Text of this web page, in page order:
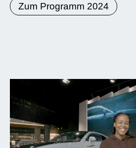
Zum Programm 2024